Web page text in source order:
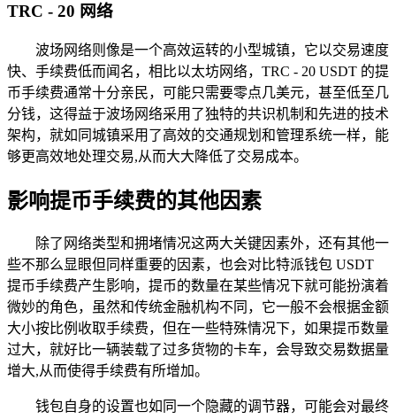
TRC - 20 网络
波场网络则像是一个高效运转的小型城镇，它以交易速度
快、手续费低而闻名，相比以太坊网络，TRC - 20 USDT 的提
币手续费通常十分亲民，可能只需要零点几美元，甚至低至几
分钱，这得益于波场网络采用了独特的共识机制和先进的技术
架构，就如同城镇采用了高效的交通规划和管理系统一样，能
够更高效地处理交易,从而大大降低了交易成本。
影响提币手续费的其他因素
除了网络类型和拥堵情况这两大关键因素外，还有其他一
些不那么显眼但同样重要的因素，也会对比特派钱包 USDT
提币手续费产生影响，提币的数量在某些情况下就可能扮演着
微妙的角色，虽然和传统金融机构不同，它一般不会根据金额
大小按比例收取手续费，但在一些特殊情况下，如果提币数量
过大，就好比一辆装载了过多货物的卡车，会导致交易数据量
增大,从而使得手续费有所增加。
钱包自身的设置也如同一个隐藏的调节器，可能会对最终